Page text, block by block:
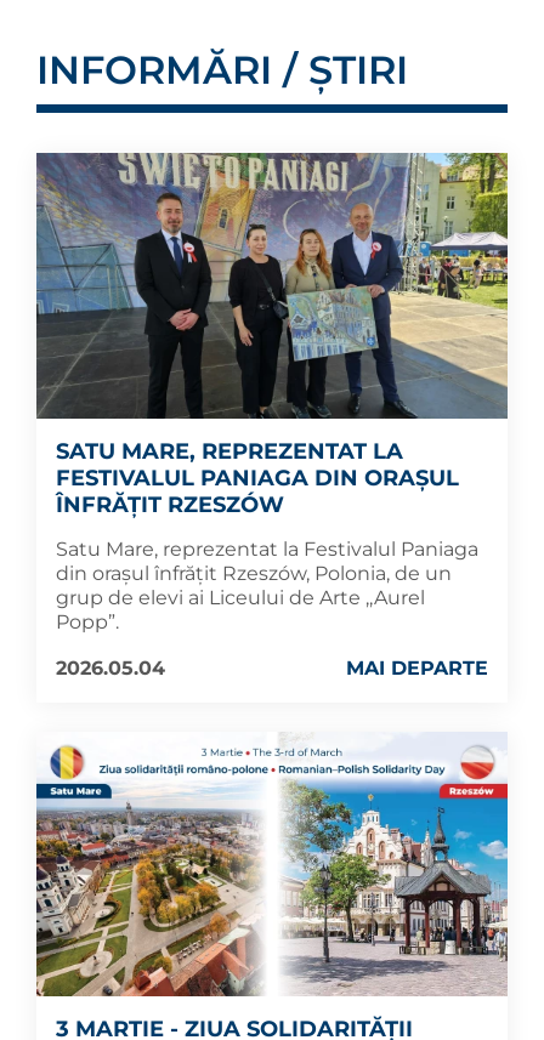
INFORMĂRI / ȘTIRI
SATU MARE, REPREZENTAT LA
FESTIVALUL PANIAGA DIN ORAȘUL
ÎNFRĂȚIT RZESZÓW
Satu Mare, reprezentat la Festivalul Paniaga
din orașul înfrățit Rzeszów, Polonia, de un
grup de elevi ai Liceului de Arte ,,Aurel
Popp”.
2026.05.04
MAI DEPARTE
3 MARTIE - ZIUA SOLIDARITĂȚII